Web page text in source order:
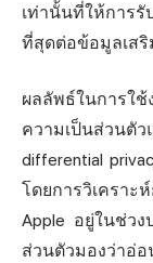
เท่านั้นที่ให้การ
ที่สุดต่อข้อมูลเส
ผลลัพธ์ในการใ
ความเป็นส่วน
differential
โดยการวิเคราะ
Apple อยู่ในช่ว
ส่วนตัวมองว่า